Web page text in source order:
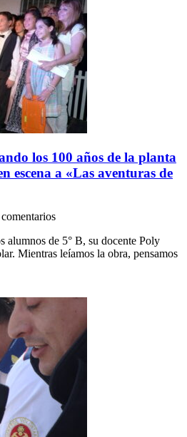
los 100 años de la planta
escena a «Las aventuras de
alumnos de 5° B, su docente Poly
Mientras leíamos la obra, pensamos